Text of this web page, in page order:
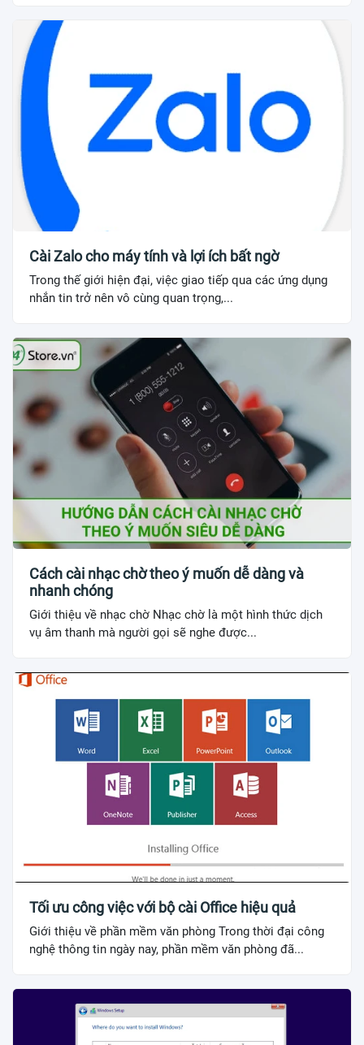
Cài Zalo cho máy tính và lợi ích bất ngờ
Trong thế giới hiện đại, việc giao tiếp qua các ứng dụng
nhắn tin trở nên vô cùng quan trọng,...
Cách cài nhạc chờ theo ý muốn dễ dàng và
nhanh chóng
Giới thiệu về nhạc chờ Nhạc chờ là một hình thức dịch
vụ âm thanh mà người gọi sẽ nghe được...
Tối ưu công việc với bộ cài Office hiệu quả
Giới thiệu về phần mềm văn phòng Trong thời đại công
nghệ thông tin ngày nay, phần mềm văn phòng đã...